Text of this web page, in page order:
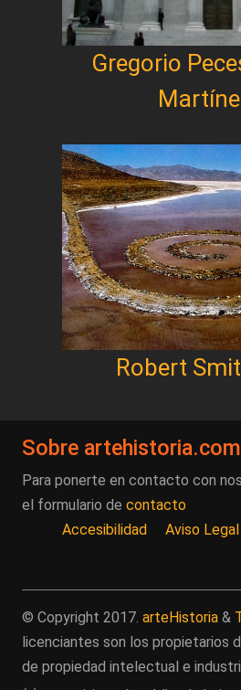
Gregorio
Robert
Sobre artehistoria.com
Para ponerte en contacto con
el formulario de contacto
Accesibilidad
Aviso Legal
© Copyright 2017. arteHistoria &
licenciantes son los propietarios
de propiedad intelectual e